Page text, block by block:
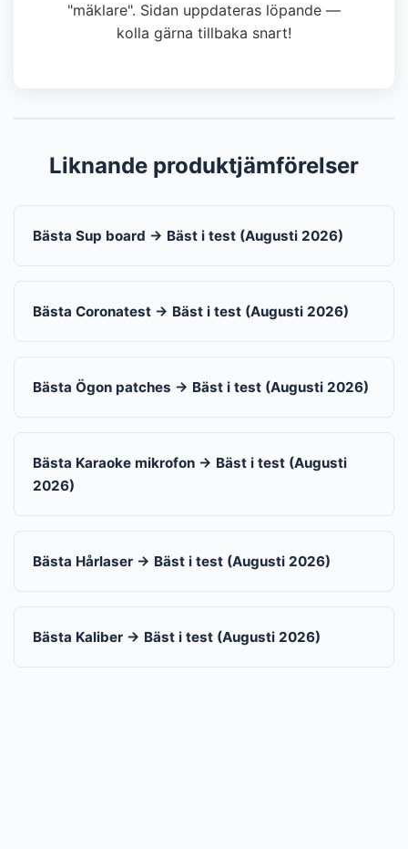
"mäklare". Sidan uppdateras löpande —
kolla gärna tillbaka snart!
Liknande produktjämförelser
Bästa Sup board → Bäst i test (Augusti 2026)
Bästa Coronatest → Bäst i test (Augusti 2026)
Bästa Ögon patches → Bäst i test (Augusti 2026)
Bästa Karaoke mikrofon → Bäst i test (Augusti
2026)
Bästa Hårlaser → Bäst i test (Augusti 2026)
Bästa Kaliber → Bäst i test (Augusti 2026)